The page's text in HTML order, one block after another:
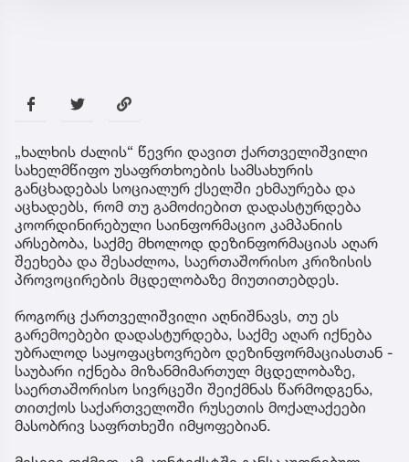
„ხალხის ძალის“ წევრი დავით ქართველიშვილი
სახელმწიფო უსაფრთხოების სამსახურის
განცხადებას სოციალურ ქსელში ეხმაურება და
აცხადებს, რომ თუ გამოძიებით დადასტურდება
კოორდინირებული საინფორმაციო კამპანიის
არსებობა, საქმე მხოლოდ დეზინფორმაციას აღარ
შეეხება და შესაძლოა, საერთაშორისო კრიზისის
პროვოცირების მცდელობაზე მიუთითებდეს.
როგორც ქართველიშვილი აღნიშნავს, თუ ეს
გარემოებები დადასტურდება, საქმე აღარ იქნება
უბრალოდ საყოფაცხოვრებო დეზინფორმაციასთან -
საუბარი იქნება მიზანმიმართულ მცდელობაზე,
საერთაშორისო სივრცეში შეიქმნას წარმოდგენა,
თითქოს საქართველოში რუსეთის მოქალაქეები
მასობრივ საფრთხეში იმყოფებიან.